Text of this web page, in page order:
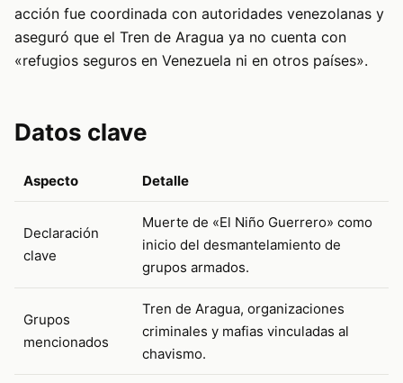
acción fue coordinada con autoridades venezolanas y
aseguró que el Tren de Aragua ya no cuenta con
«refugios seguros en Venezuela ni en otros países».
Datos clave
Aspecto Detalle
Declaración
clave
Muerte de «El Niño Guerrero» como
inicio del desmantelamiento de
grupos armados.
Grupos
mencionados
Tren de Aragua, organizaciones
criminales y mafias vinculadas al
chavismo.